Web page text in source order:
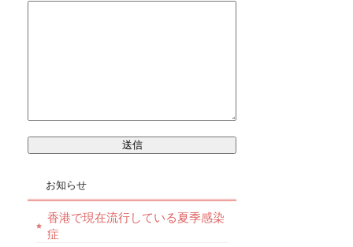
お知らせ
香港で現在流行している夏季感染
症